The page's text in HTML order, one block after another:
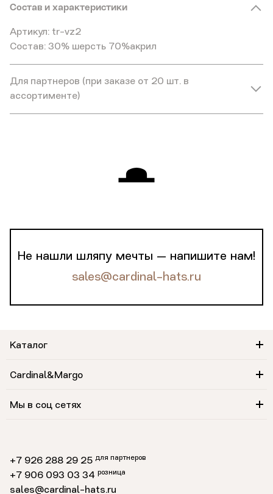
Состав и характеристики
Артикул: tr-vz2
Состав: 30% шерсть 70%акрил
Для партнеров (при заказе от 20 шт. в
ассортименте)
Не нашли шляпу мечты — напишите нам!
sales@cardinal-hats.ru
Каталог
Cardinal&Margo
Мы в соц сетях
+7 926 288 29 25 для партнеров
+7 906 093 03 34 розница
sales@cardinal-hats.ru